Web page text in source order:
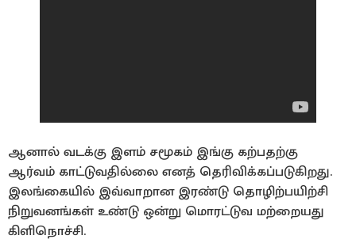
ஆனால் வடக்கு இளம் சமூகம் இங்கு கற்பதற்கு
ஆர்வம் காட்டுவதில்லை எனத் தெரிவிக்கப்படுகிறது.
இலங்கையில் இவ்வாறான இரண்டு தொழிற்பயிற்சி
நிறுவனங்கள் உண்டு ஒன்று மொரட்டுவ மற்றையது
கிளிநொச்சி.